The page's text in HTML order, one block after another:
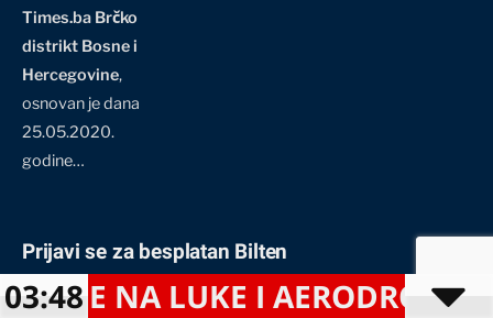
Times.ba Brčko
distrikt Bosne i
Hercegovine,
osnovan je dana
25.05.2020.
godine…
Prijavi se za besplatan Bilten
Unosom vaše e-mail adrese i klikom na dugme "PRETPLATI
I AERODROME KOJE BI
03:48